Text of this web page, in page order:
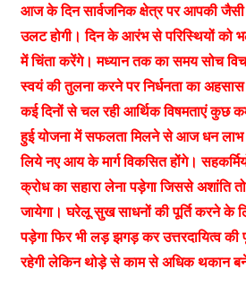
आज के दिन सार्वजनिक क्षेत्र पर आपकी
उलट होगी। दिन के आरंभ से परिस्थियों को
में चिंता करेंगे। मध्यान तक का समय सोच
स्वयं की तुलना करने पर निर्धनता का
कई दिनों से चल रही आर्थिक विषमताएं कुछ कम
हुई योजना में सफलता मिलने से आज धन लाभ
लिये नए आय के मार्ग विकसित होंगे।
क्रोध का सहारा लेना पड़ेगा जिससे अशांति
जायेगा। घरेलू सुख साधनों की पूर्ति करने के
पड़ेगा फिर भी लड़ झगड़ कर उत्तरदायित्व की
रहेगी लेकिन थोड़े से काम से अधिक थकान